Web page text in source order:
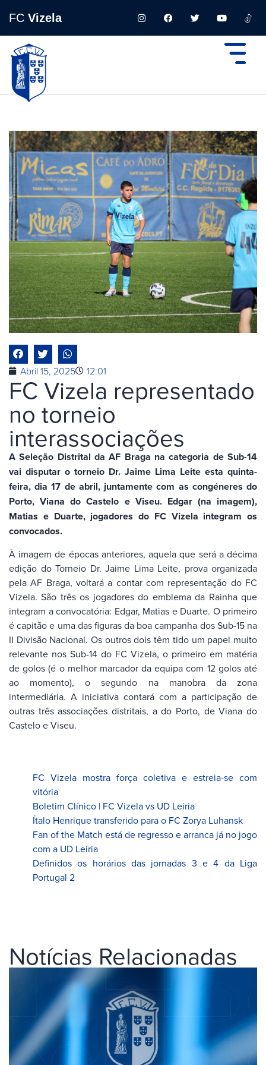
FC Vizela
Abril 15, 2025 12:01
FC Vizela representado
no torneio
interassociações
A Seleção Distrital da AF Braga na categoria de Sub-14
vai disputar o torneio Dr. Jaime Lima Leite esta quinta-
feira, dia 17 de abril, juntamente com as congéneres do
Porto, Viana do Castelo e Viseu. Edgar (na imagem),
Matias e Duarte, jogadores do FC Vizela integram os
convocados.
À imagem de épocas anteriores, aquela que será a décima
edição do Torneio Dr. Jaime Lima Leite, prova organizada
pela AF Braga, voltará a contar com representação do FC
Vizela. São três os jogadores do emblema da Rainha que
integram a convocatória: Edgar, Matias e Duarte. O primeiro
é capitão e uma das figuras da boa campanha dos Sub-15 na
II Divisão Nacional. Os outros dois têm tido um papel muito
relevante nos Sub-14 do FC Vizela, o primeiro em matéria
de golos (é o melhor marcador da equipa com 12 golos até
ao momento), o segundo na manobra da zona
intermediária. A iniciativa contará com a participação de
outras três associações distritais, a do Porto, de Viana do
Castelo e Viseu.
FC Vizela mostra força coletiva e estreia-se com
vitória
Boletim Clínico | FC Vizela vs UD Leiria
Ítalo Henrique transferido para o FC Zorya Luhansk
Fan of the Match está de regresso e arranca já no jogo
com a UD Leiria
Definidos os horários das jornadas 3 e 4 da Liga
Portugal 2
Notícias Relacionadas